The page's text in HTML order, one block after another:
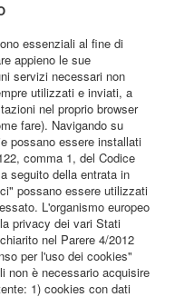
essenziali al fine di
appieno le sue
servizi necessari non
utilizzati e inviati, a
nel proprio browser
fare). Navigando su
possano essere installati
comma 1, del Codice
seguito della entrata in
possano essere utilizzati
L'organismo europeo
privacy dei vari Stati
nel Parere 4/2012
per l'uso dei cookies"
non è necessario acquisire
1) cookies con dati